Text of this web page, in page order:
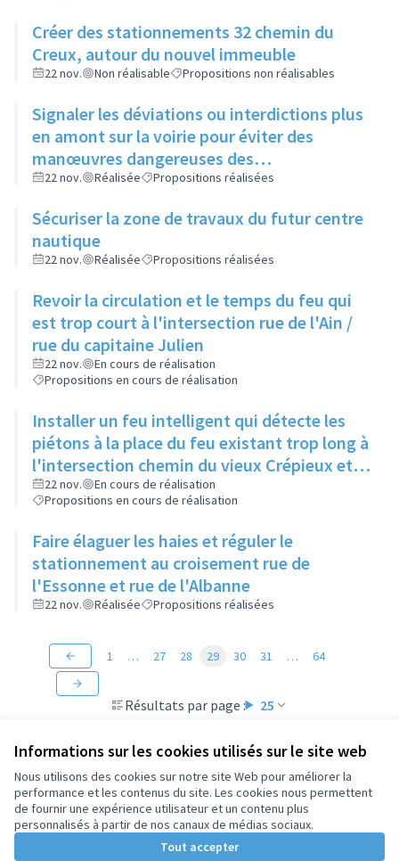
Informations sur les cookies utilisés sur le site web
Nous utilisons des cookies sur notre site Web pour améliorer la
performance et les contenus du site. Les cookies nous permettent
de fournir une expérience utilisateur et un contenu plus
personnalisés à partir de nos canaux de médias sociaux.
Tout accepter
Créer des stationnements 32 chemin du
Creux, autour du nouvel immeuble
22 nov. Non réalisable Propositions non réalisables
Signaler les déviations ou interdictions plus
en amont sur la voirie pour éviter des
manœuvres dangereuses des
automobilistes
22 nov. Réalisée Propositions réalisées
Sécuriser la zone de travaux du futur centre
nautique
22 nov. Réalisée Propositions réalisées
Revoir la circulation et le temps du feu qui
est trop court à l'intersection rue de l'Ain /
rue du capitaine Julien
22 nov.
En cours de réalisation
Propositions en cours de réalisation
Installer un feu intelligent qui détecte les
piétons à la place du feu existant trop long à
l'intersection chemin du vieux Crépieux et
route de Strasbourg
22 nov.
En cours de réalisation
Propositions en cours de réalisation
Faire élaguer les haies et réguler le
stationnement au croisement rue de
l'Essonne et rue de l'Albanne
22 nov. Réalisée Propositions réalisées
Résultats par page : 25
1 … 27 28 29 30 31 … 64
Conditions d'utilisation
Paramètres des cookies